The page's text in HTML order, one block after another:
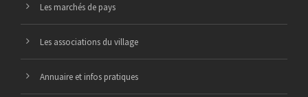
Les marchés de pays
Les associations du village
Annuaire et infos pratiques